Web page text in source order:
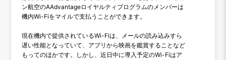
ン航空のAAdvantageロイヤルティプログラムのメンバーは
機内Wi-Fiをマイルで支払うことができます。
現在機内で提供されているWi-Fiは、メールの読み込みすら
遅い性能となっていて、アプリから映画を鑑賞することなど
もってのほかです。しかし、近日中に導入予定のWi-Fiはア